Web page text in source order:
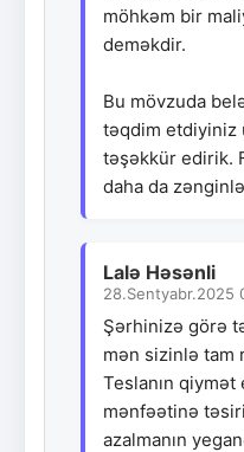
möhkəm bir
deməkdir.
Bu mövzuda
təqdim etdiyiniz
təşəkkür edirik.
daha da
Lalə Həsənli
28.Sentyabr.2025
Şərhinizə görə
mən sizinlə tam
Teslanın
mənfəətinə
azalmanın